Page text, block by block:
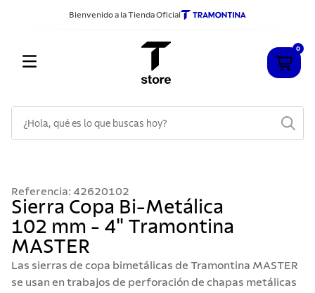
Bienvenido a la Tienda Oficial
0
Referencia: 42620102
Sierra Copa Bi-Metálica
102 mm - 4" Tramontina
MASTER
Las sierras de copa bimetálicas de Tramontina MASTER
se usan en trabajos de perforación de chapas metálicas
2.
sarten
3.
cubiertos
4.
ollas
acero inoxidable